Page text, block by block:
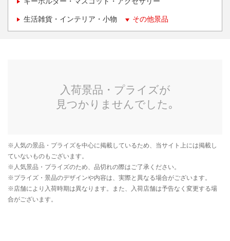
生活雑貨・インテリア・小物 その他景品